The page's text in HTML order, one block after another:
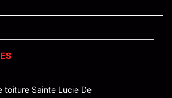
toiture Sainte Lucie De